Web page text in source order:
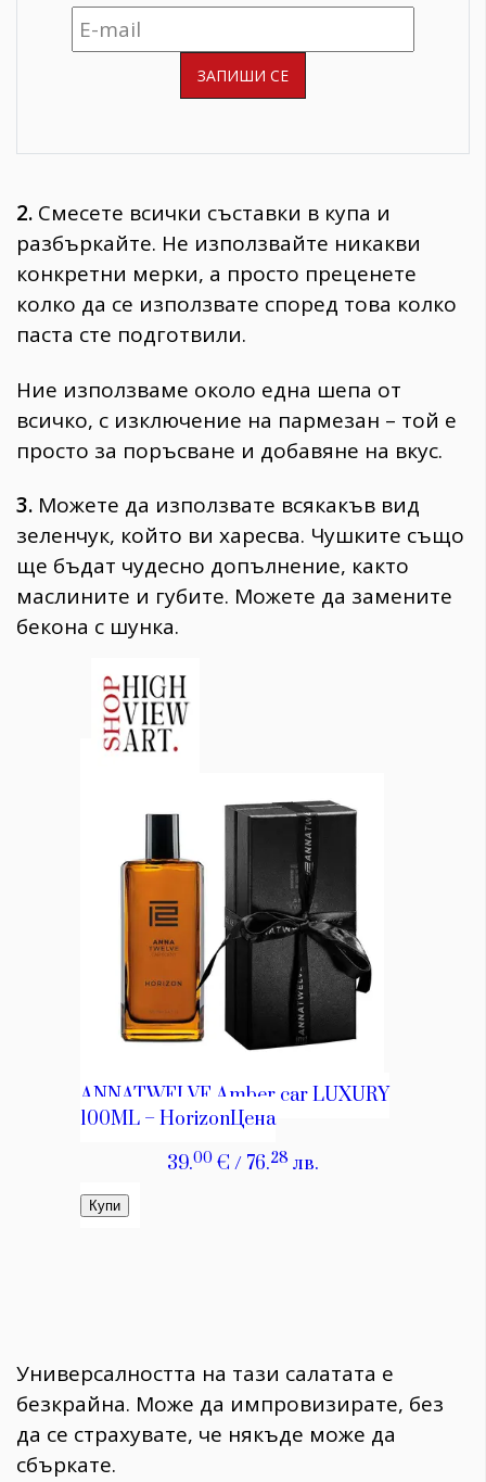
2. Смесете всички съставки в купа и
разбъркайте. Не използвайте никакви
конкретни мерки, а просто преценете
колко да се използвате според това колко
паста сте подготвили.
Ние използваме около една шепа от
всичко, с изключение на пармезан – той е
просто за поръсване и добавяне на вкус.
3. Можете да използвате всякакъв вид
зеленчук, който ви харесва. Чушките също
ще бъдат чудесно допълнение, както
маслините и губите. Можете да замените
бекона с шунка.
Универсалността на тази салатата е
безкрайна. Може да импровизирате, без
да се страхувате, че някъде може да
сбъркате.